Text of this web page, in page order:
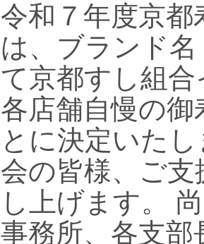
令和７年度京
は、ブランド
て京都すし組
各店舗自慢の
とに決定いた
会の皆様、ご
し上げます。
事務所、各支